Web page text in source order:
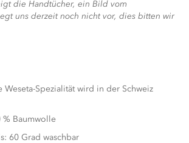
die Handtücher, ein Bild vom
uns derzeit noch nicht vor, dies bitten wir
Weseta-Spezialität wird in der Schweiz
% Baumwolle
60 Grad waschbar